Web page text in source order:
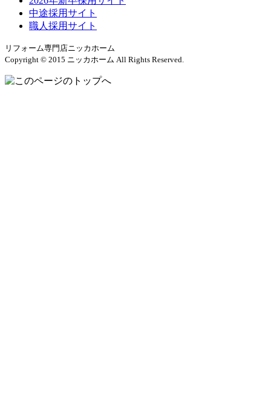
中途採用サイト
職人採用サイト
リフォーム専門店ニッカホーム
Copyright © 2015 ニッカホーム All Rights Reserved.